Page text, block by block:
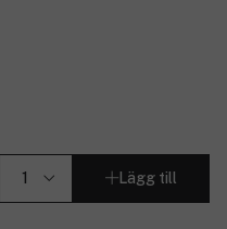
Lägg till